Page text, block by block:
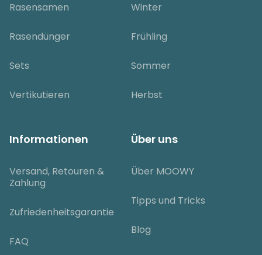
Rasensamen
Rasendünger
Sets
Vertikutieren
Winter
Frühling
Sommer
Herbst
Informationen
Versand, Retouren &
Zahlung
Zufriedenheitsgarantie
FAQ
Über uns
Über MOOWY
Tipps und Tricks
Blog